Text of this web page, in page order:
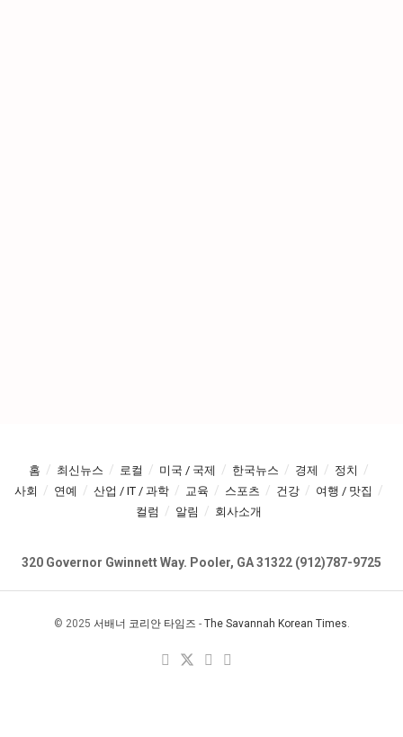
홈 최신뉴스 로컬 미국 / 국제 한국뉴스 경제
정치
사회
연예 산업 / IT / 과학 교육 스포츠 건강
여행 / 맛집
컬럼
알림 회사소개
320 Governor Gwinnett Way. Pooler, GA 31322 (912)787-9725
© 2025 서배너 코리안 타임즈 - The Savannah Korean Times